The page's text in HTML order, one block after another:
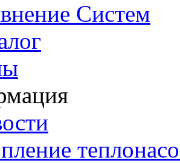
Систем